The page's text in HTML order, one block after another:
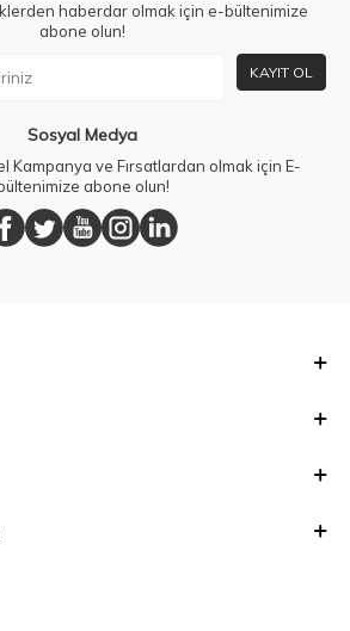
haberdar olmak için e-bültenimize
abone olun!
KAYIT OL
Sosyal Medya
Kampanya ve Fırsatlardan olmak için E-
abone olun!